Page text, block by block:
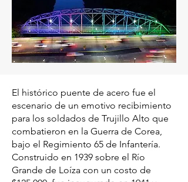
El histórico puente de acero fue el
escenario de un emotivo recibimiento
para los soldados de Trujillo Alto que
combatieron en la Guerra de Corea,
bajo el Regimiento 65 de Infantería.
Construido en 1939 sobre el Río
Grande de Loíza con un costo de